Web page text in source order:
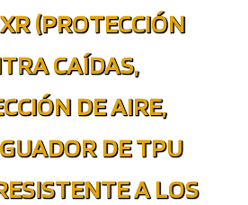
(PROTECCIÓN
CAÍDAS,
DE AIRE,
DE TPU
A LOS